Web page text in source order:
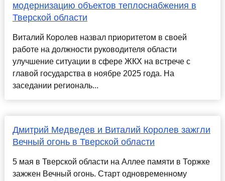
модернизацию объектов теплоснабжения в
Тверской области
Виталий Королев назвал приоритетом в своей
работе на должности руководителя области
улучшение ситуации в сфере ЖКХ на встрече с
главой государства в ноябре 2025 года. На
заседании региональ...
Дмитрий Медведев и Виталий Королев зажгли
Вечный огонь в Тверской области
5 мая в Тверской области на Аллее памяти в Торжке
зажжен Вечный огонь. Старт одновременному